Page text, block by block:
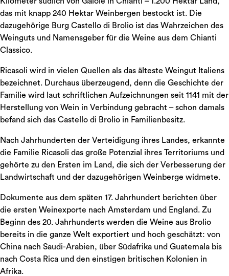
das mit knapp 240 Hektar Weinbergen bestockt ist. Die
dazugehörige Burg Castello di Brolio ist das Wahrzeichen des
Weinguts und Namensgeber für die Weine aus dem Chianti
Classico.
Ricasoli wird in vielen Quellen als das älteste Weingut Italiens
bezeichnet. Durchaus überzeugend, denn die Geschichte der
Familie wird laut schriftlichen Aufzeichnungen seit 1141 mit der
Herstellung von Wein in Verbindung gebracht – schon damals
befand sich das Castello di Brolio in Familienbesitz.
Nach Jahrhunderten der Verteidigung ihres Landes, erkannte
die Familie Ricasoli das große Potenzial ihres Territoriums und
gehörte zu den Ersten im Land, die sich der Verbesserung der
Landwirtschaft und der dazugehörigen Weinberge widmete.
Dokumente aus dem späten 17. Jahrhundert berichten über
die ersten Weinexporte nach Amsterdam und England. Zu
Beginn des 20. Jahrhunderts werden die Weine aus Brolio
bereits in die ganze Welt exportiert und hoch geschätzt: von
China nach Saudi-Arabien, über Südafrika und Guatemala bis
nach Costa Rica und den einstigen britischen Kolonien in
Afrika.